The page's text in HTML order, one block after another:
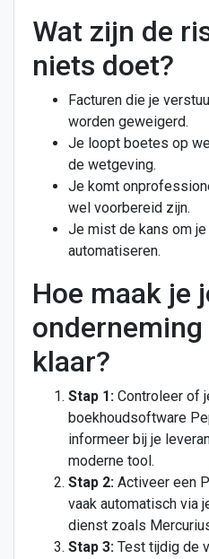
Wat zijn de
niets doet?
Facturen die je
worden geweigerd.
Je loopt boetes op
de wetgeving.
Je komt
wel voorbereid zijn.
Je mist de kans om
automatiseren.
Hoe maak je
onderneming
klaar?
Stap 1: Controleer of
boekhoudsoftware
informeer bij je
moderne tool.
Stap 2: Activeer een
vaak automatisch via
dienst zoals
Stap 3: Test tijdig de